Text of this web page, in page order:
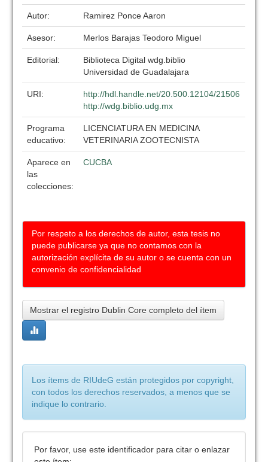
Autor: Ramirez Ponce Aaron
Asesor: Merlos Barajas Teodoro Miguel
Editorial:
Biblioteca Digital wdg.biblio
Universidad de Guadalajara
URI:
http://hdl.handle.net/20.500.12104/21506
http://wdg.biblio.udg.mx
Programa
educativo:
LICENCIATURA EN MEDICINA
VETERINARIA ZOOTECNISTA
Aparece en
las
colecciones:
CUCBA
Por respeto a los derechos de autor, esta tesis no
puede publicarse ya que no contamos con la
autorización explícita de su autor o se cuenta con un
convenio de confidencialidad
Mostrar el registro Dublin Core completo del ítem
Los ítems de RIUdeG están protegidos por copyright,
con todos los derechos reservados, a menos que se
indique lo contrario.
Por favor, use este identificador para citar o enlazar